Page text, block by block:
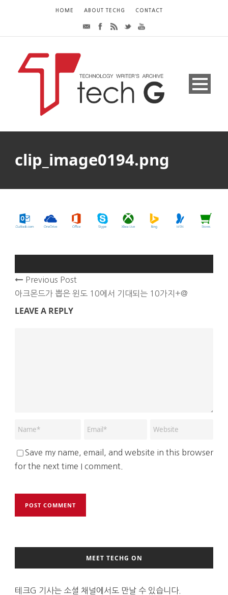
HOME ABOUT TECHG CONTACT
clip_image0194.png
Previous Post
아크몬드가 뽑은 윈도 10에서 기대되는 10가지+@
LEAVE A REPLY
Save my name, email, and website in this browser
for the next time I comment.
MEET TECHG ON
테크G 기사는 소셜 채널에서도 만날 수 있습니다.